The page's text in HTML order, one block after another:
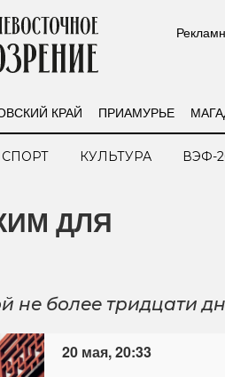
КРАЙ ПРИАМУРЬЕ
СПОРТ КУЛЬТУРА ВЭФ-
ДЛЯ
не более тридцати
20 мая, 20:33